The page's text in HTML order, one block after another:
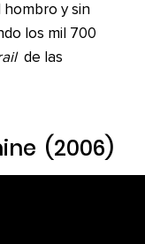
hombro y sin
los mil 700
de las
(2006)